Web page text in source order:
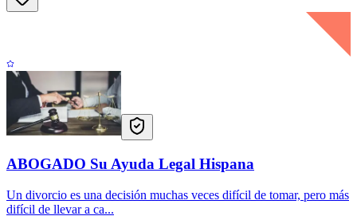
ABOGADO Su Ayuda Legal Hispana
Un divorcio es una decisión muchas veces difícil de tomar, pero más
difícil de llevar a ca...